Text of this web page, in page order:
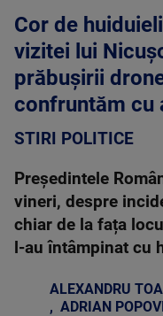
Cor de
vizitei lui
prăbușirii
confruntăm cu
STIRI POLITICE
Președintele
vineri, despre
chiar de la fața
l-au întâmpinat cu
ALEXANDRU
, ADRIAN